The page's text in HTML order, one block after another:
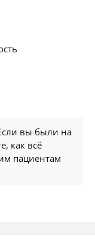
вы были на
как всё
пациентам